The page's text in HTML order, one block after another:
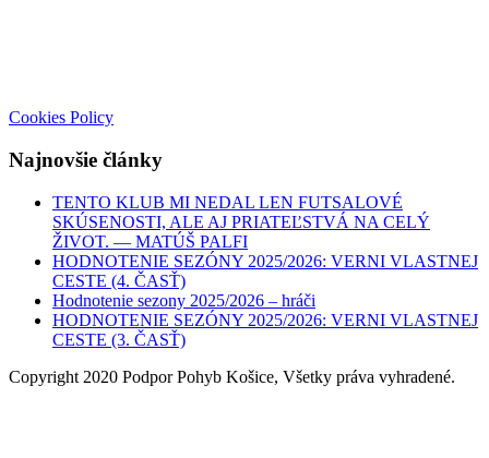
Cookies Policy
Najnovšie články
TENTO KLUB MI NEDAL LEN FUTSALOVÉ
SKÚSENOSTI, ALE AJ PRIATEĽSTVÁ NA CELÝ
ŽIVOT. — MATÚŠ PALFI
HODNOTENIE SEZÓNY 2025/2026: VERNI VLASTNEJ
CESTE (4. ČASŤ)
Hodnotenie sezony 2025/2026 – hráči
HODNOTENIE SEZÓNY 2025/2026: VERNI VLASTNEJ
CESTE (3. ČASŤ)
Copyright 2020 Podpor Pohyb Košice, Všetky práva vyhradené.